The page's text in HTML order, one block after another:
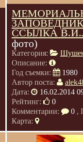
ССЫЛКА
фото)
Категория:
Описание:
Год съемки:
1980
Автор поста:
Дата:
16.02.2014
Рейтинг:
0
Комментарии:
0 ,
Карта: